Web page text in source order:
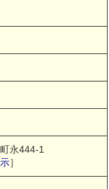
永444-1
］